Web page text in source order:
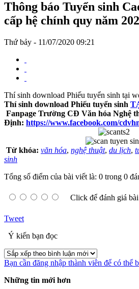
Thông báo Tuyển sinh
cấp hệ chính quy năm
Thứ bảy - 11/07/2020 09:21
Thí sinh download Phiếu tuyển sinh tại
Thí sinh download Phiếu tuyển sinh
Fanpage Trường CĐ Văn hóa Nghệ
Định: https://www.facebook.com/
Từ khóa: văn hóa, nghệ thuật, du lịch,
sinh
Tổng số điểm của bài viết là: 0 trong 0
Click để đánh giá
Tweet
Ý kiến bạn đọc
Bạn cần đăng nhập thành viên để có thể
Những tin mới hơn